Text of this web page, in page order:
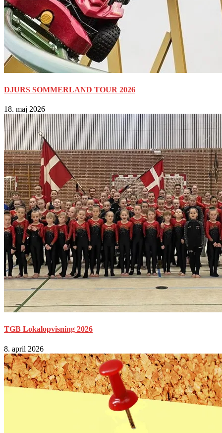
DJURS SOMMERLAND TOUR 2026
18. maj 2026
TGB Lokalopvisning 2026
8. april 2026